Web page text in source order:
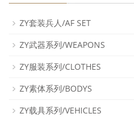
ZY套装兵人/AF SET
ZY武器系列/WEAPONS
ZY服装系列/CLOTHES
ZY素体系列/BODYS
ZY载具系列/VEHICLES